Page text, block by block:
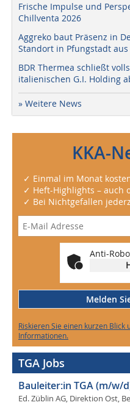
Frische Impulse und
Chillventa 2026
Aggreko baut Präsenz in
Standort in Pfungstadt aus
BDR Thermea schließt
italienischen G.I. Holding
» Weitere News
KKA-
✓ Einmal im Monat
✓ Heft-Highlights – auch
✓ Bei Nichtgefallen
Anti-
Melden
Riskieren Sie einen kurzen Blick
Informationen.
TGA Jobs
Bauleiter:in TGA (m/w/
Ed. Züblin AG, Direktion Ost,